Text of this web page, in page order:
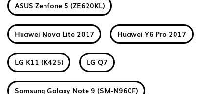
ASUS Zenfone 5 (ZE620KL)
Huawei Nova Lite 2017 Huawei Y6 Pro 2017
LG K11 (K425) LG Q7
Samsung Galaxy Note 9 (SM-N960F)